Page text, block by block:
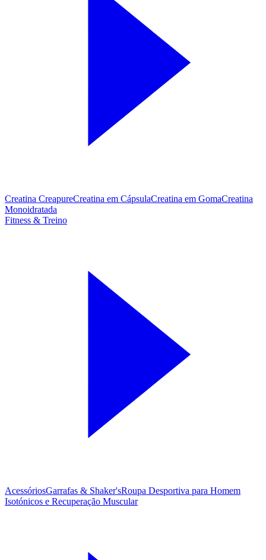
Creatina CreapureCreatina em CápsulaCreatina em GomaCreatina
Monoidratada
Fitness & Treino
AcessóriosGarrafas & Shaker'sRoupa Desportiva para Homem
Isotónicos e Recuperação Muscular